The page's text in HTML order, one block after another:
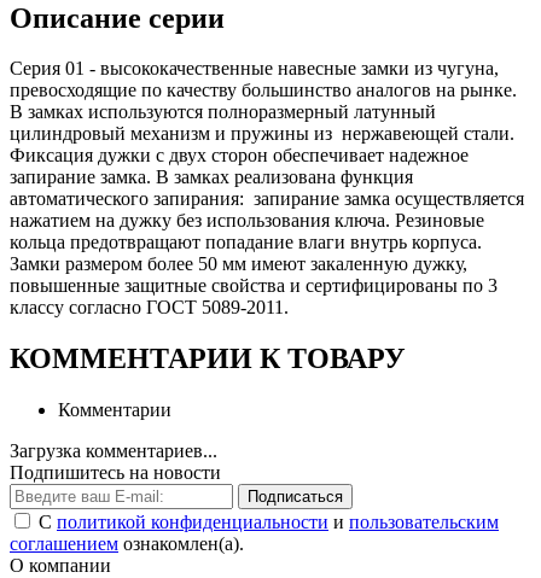
Описание серии
Серия 01 - высококачественные навесные замки из чугуна,
превосходящие по качеству большинство аналогов на рынке.
В замках используются полноразмерный латунный
цилиндровый механизм и пружины из нержавеющей стали.
Фиксация дужки с двух сторон обеспечивает надежное
запирание замка. В замках реализована функция
автоматического запирания: запирание замка осуществляется
нажатием на дужку без использования ключа. Резиновые
кольца предотвращают попадание влаги внутрь корпуса.
Замки размером более 50 мм имеют закаленную дужку,
повышенные защитные свойства и сертифицированы по 3
классу согласно ГОСТ 5089-2011.
КОММЕНТАРИИ К ТОВАРУ
Комментарии
Загрузка комментариев...
Подпишитесь на новости
Подписаться
С политикой конфиденциальности и пользовательским
соглашением ознакомлен(а).
О компании